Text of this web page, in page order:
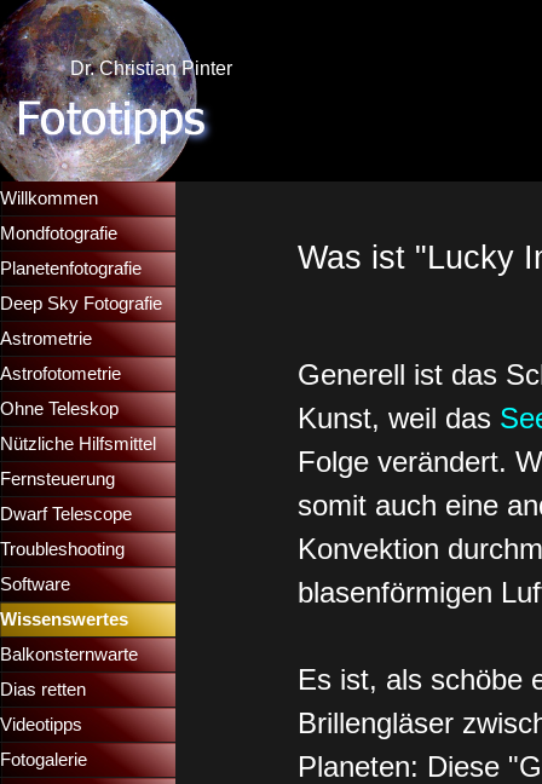
Direkt zum Seiteninhalt
Dr. Christian Pinter
Menü überspringen
Willkommen
Mondfotografie
Planetenfotografie
Deep Sky Fotografie
Astrometrie
Astrofotometrie
Ohne Teleskop
Nützliche Hilfsmittel
Fernsteuerung
Dwarf Telescope
Troubleshooting
Software
Wissenswertes
Balkonsternwarte
Dias retten
Videotipps
Fotogalerie
Was ist "Lucky
Generell ist das
Kunst, weil das
Folge verändert.
somit auch eine
Konvektion
blasenförmigen
Es ist, als schöbe
Brillengläser
Planeten: Diese